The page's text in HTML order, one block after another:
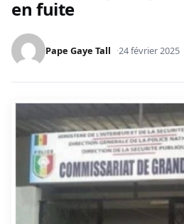
en fuite
Pape Gaye Tall 24 février 2025